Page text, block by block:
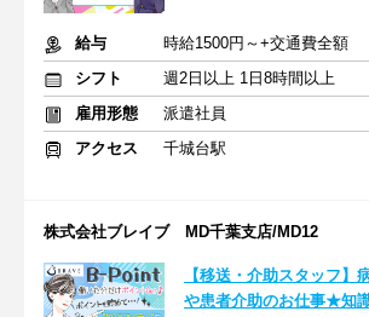
給与
時給1500円～+交通費全額
シフト
週2日以上 1日8時間以上
雇用形態
派遣社員
アクセス
千城台駅
株式会社ブレイブ MD千葉支店/MD12
【移送・介助スタッフ】
や患者介助のお仕事★知